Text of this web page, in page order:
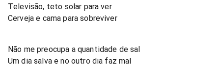
Televisão, teto solar para ver
Cerveja e cama para sobreviver
Não me preocupa a quantidade de sal
Um dia salva e no outro dia faz mal